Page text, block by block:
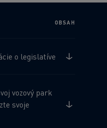
OBSAH
o legislatíve
vozový park
svoje